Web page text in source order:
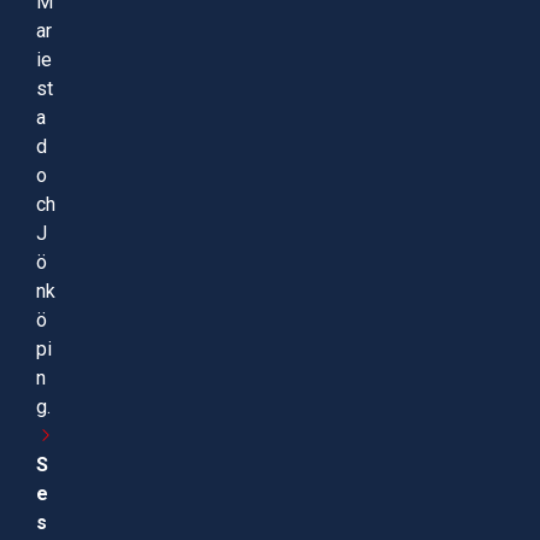
ar
ie
st
a
d
o
ch
J
ö
nk
ö
pi
n
g.
S
e
s